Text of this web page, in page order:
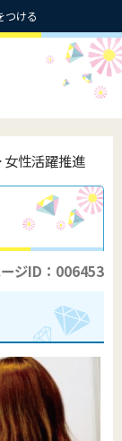
つける
女性活躍推進
ジID：006453